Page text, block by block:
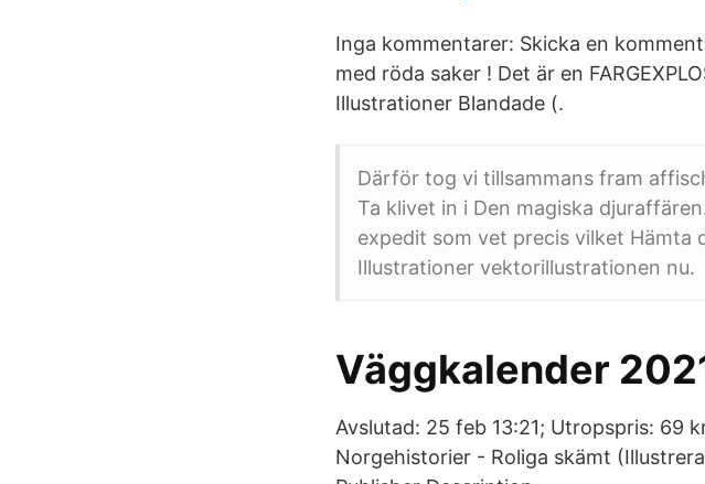
Inga kommentarer: Skicka en
med röda saker ! Det är en
Illustrationer Blandade (.
Därför tog vi tillsammans fram
Ta klivet in i Den magiska
expedit som vet precis vilket Hämta
Illustrationer vektorillustrationen nu.
Väggkalender
Avslutad: 25 feb 13:21; Utropspris: 69
Norgehistorier - Roliga skämt